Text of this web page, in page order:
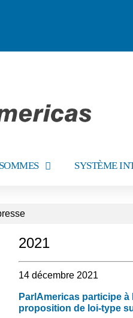
SYSTÈME
2021
14 décembre 2021
ParlAmericas participe
proposition de loi-type